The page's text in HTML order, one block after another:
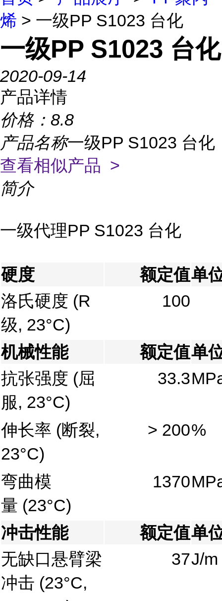
烯 > 一级PP S1023 台化
一级PP S1023 台化
2020-09-14
产品详情
价格： 8.8
产品名称一级PP S1023 台化
查看相似产品 >
简介
一级代理PP S1023 台化
硬度 额定值单
洛氏硬度 (R
级, 23°C)
100
机械性能 额定值单
抗张强度 (屈
服, 23°C)
33.3
伸长率 (断裂,
23°C)
> 200%
弯曲模
量 (23°C)
1370
冲击性能 额定值单
无缺口悬臂梁
冲击 (23°C,
37J/m